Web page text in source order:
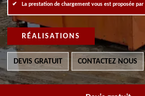
La prestation de chargement vous est proposée par
RÉALISATIONS
DEVIS GRATUIT CONTACTEZ NOUS